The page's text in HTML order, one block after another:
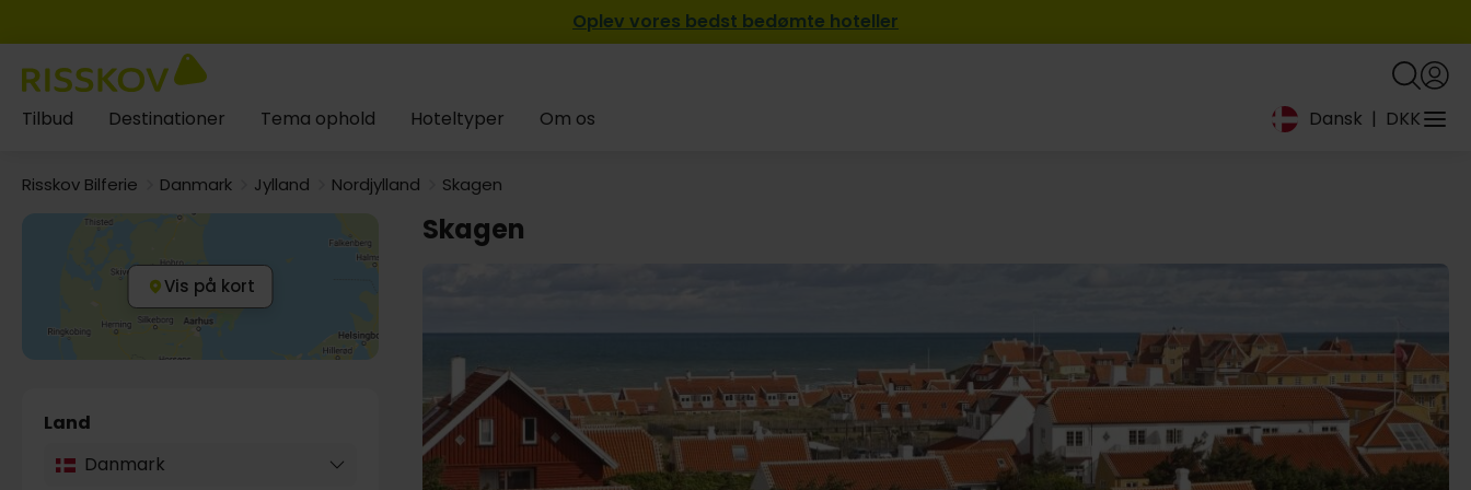
Oplev vores bedst bedømte hoteller
Tilbud Destinationer Tema ophold Hoteltyper Om os Dansk | DKK
Risskov Bilferie Danmark Jylland Nordjylland Skagen
Vis på kort
Land
Danmark
Skagen